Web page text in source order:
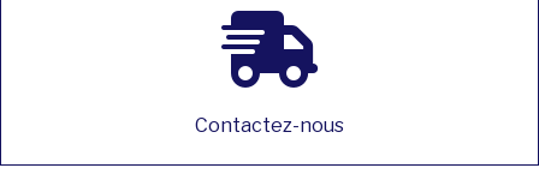
Contactez-nous